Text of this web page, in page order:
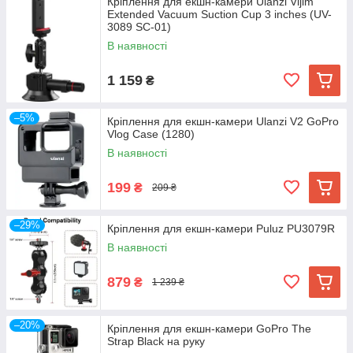
Extended Vacuum Suction Cup 3 inches (UV-
3089 SC-01)
В наявності
1 159 ₴
–5%
Кріплення для екшн-камери Ulanzi V2 GoPro
Vlog Case (1280)
В наявності
199 ₴ 209 ₴
–29%
Кріплення для екшн-камери Puluz PU3079R
В наявності
879 ₴ 1 239 ₴
–20%
Кріплення для екшн-камери GoPro The
Strap Black на руку